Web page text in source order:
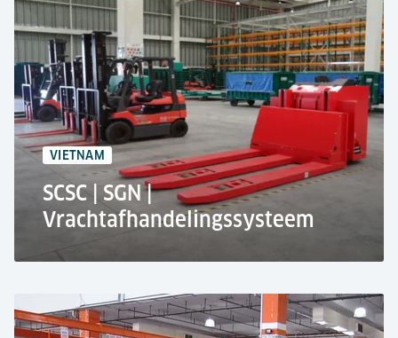
Vanderlande Industries B.V. bij
Luchtvrachtterminal Azië,
Internationale luchthaven Hongkong
Pakketsorteer- en vrachtafhandelingssysteem
1.300 Opslagplaatsen
7.380 m² Oppervlakte
VIETNAM
SCSC | SGN |
Vrachtafhandelingssysteem
City, Vietnam